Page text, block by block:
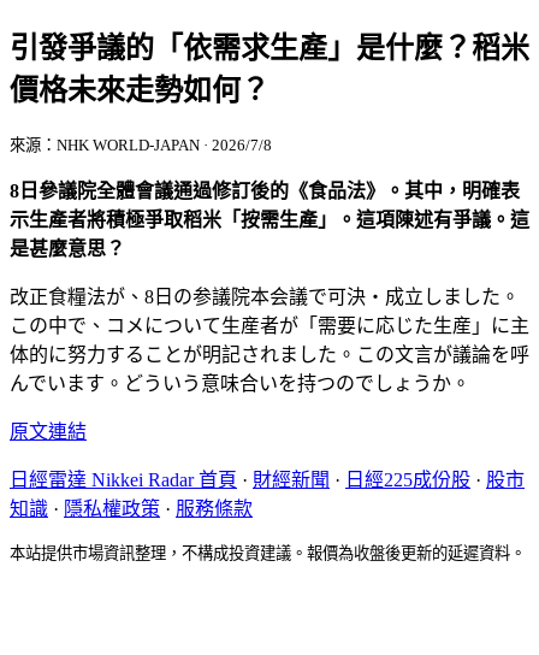
引發爭議的「依需求生產」是什麼？稻米
價格未來走勢如何？
來源：NHK WORLD-JAPAN · 2026/7/8
8日參議院全體會議通過修訂後的《食品法》。其中，明確表
示生產者將積極爭取稻米「按需生產」。這項陳述有爭議。這
是甚麼意思？
改正食糧法が、8日の参議院本会議で可決・成立しました。
この中で、コメについて生産者が「需要に応じた生産」に主
体的に努力することが明記されました。この文言が議論を呼
んでいます。どういう意味合いを持つのでしょうか。
原文連結
日經雷達 Nikkei Radar 首頁 · 財經新聞 · 日經225成份股 · 股市
知識 · 隱私權政策 · 服務條款
本站提供市場資訊整理，不構成投資建議。報價為收盤後更新的延遲資料。